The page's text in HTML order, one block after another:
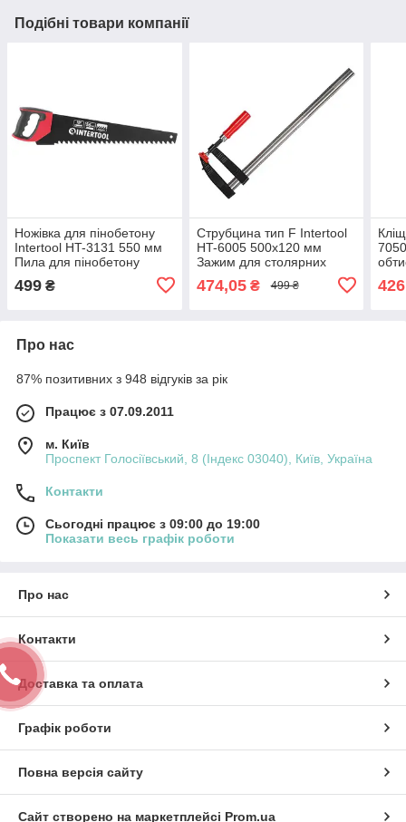
Подібні товари компанії
Ножівка для пінобетону
Intertool HT-3131 550 мм
Пила для пінобетону
Професійна ножівка для
пінобетону
499 ₴
Струбцина тип F Intertool
HT-6005 500х120 мм
Зажим для столярних
робіт Металева струбцина
474,05₴ 499 ₴
Про нас
87% позитивних з 948 відгуків за рік
Працює з 07.09.2011
м. Київ
Проспект Голосіївський, 8 (Індекс 03040), Київ, Україна
Контакти
Сьогодні працює з 09:00 до 19:00
Показати весь графік роботи
Про нас
Контакти
Доставка та оплата
Графік роботи
Повна версія сайту
Сайт створено на маркетплейсі Prom.ua